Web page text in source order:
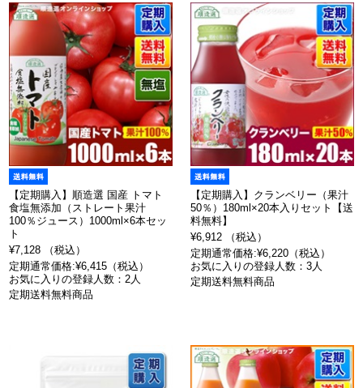
【定期購入】順造選 国産 トマト
食塩無添加（ストレート果汁
100％ジュース）1000ml×6本セッ
ト
¥7,128 （税込）
定期通常価格:¥6,415（税込）
お気に入りの登録人数：2人
定期送料無料商品
【定期購入】クランベリー（果汁
50％）180ml×20本入りセット【送
料無料】
¥6,912 （税込）
定期通常価格:¥6,220（税込）
お気に入りの登録人数：3人
定期送料無料商品